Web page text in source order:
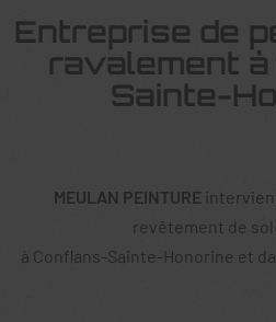
Entreprise de
ravalement
Sainte-
MEULAN PEINTURE
revêtement de
à Conflans-Sainte-Honorine et